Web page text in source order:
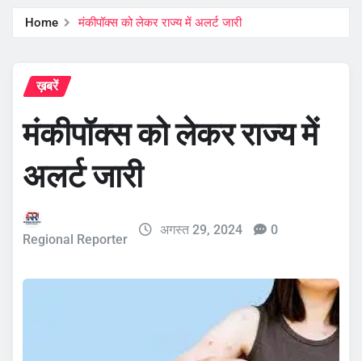
Home मंकीपॉक्स को लेकर राज्य में अलर्ट जारी
ख़बरें
मंकीपॉक्स को लेकर राज्य में
अलर्ट जारी
Regional Reporter
अगस्त 29, 2024 0